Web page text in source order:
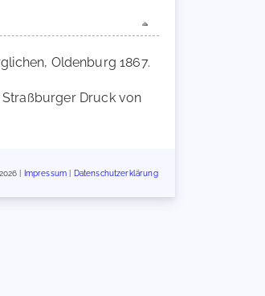
Oldenburg 1867.
Druck von
| Impressum Datenschutzerklärung